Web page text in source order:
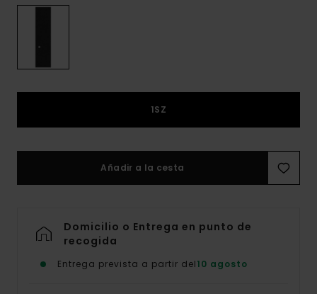
1SZ
Añadir a la cesta
Domicilio o Entrega en punto de
recogida
Entrega prevista a partir del10 agosto